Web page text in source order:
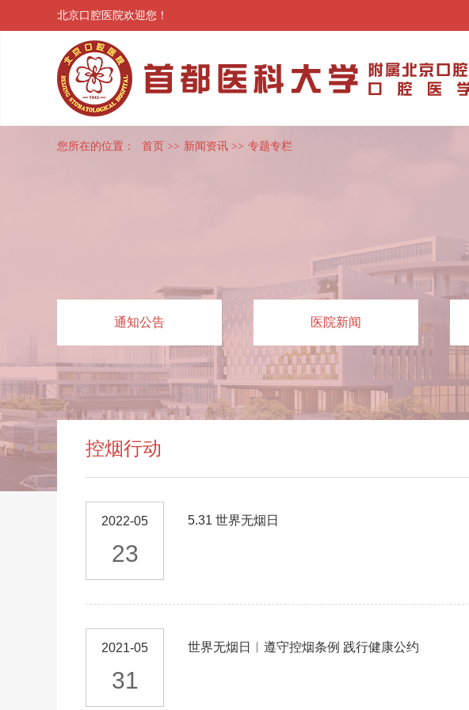
北京口腔医院欢迎您！
您所在的位置： 首页 >> 新闻资讯 >> 专题专栏
通知公告 医院新闻
控烟行动
2022-05
23
5.31 世界无烟日
2021-05
31
世界无烟日︱遵守控烟条例 践行健康公约